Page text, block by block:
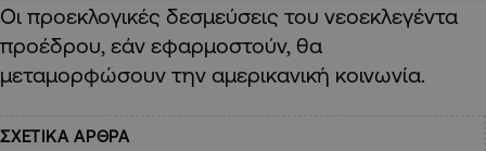
Οι προεκλογικές δεσμεύσεις του νεοεκλεγέντα
προέδρου, εάν εφαρμοστούν, θα
μεταμορφώσουν την αμερικανική κοινωνία.
ΣΧΕΤΙΚΑ ΑΡΘΡΑ